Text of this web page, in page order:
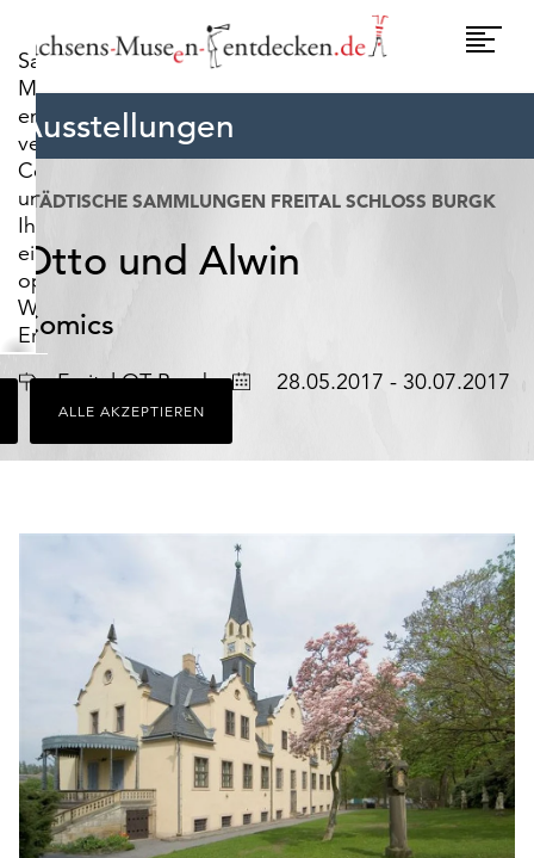
Sachsens-
Museen-
entdecken.de
verwendet
Cookies,
um
Ihnen
ein
optimales
Webseiten-
Erlebnis
zu
bieten.
Dazu
zählen
für
notwendig
(funktionale
Cookies),
sowie
solche,
die
ALLE AKZEPTIEREN
Ausstellungen
STÄDTISCHE SAMMLUNGEN FREITAL SCHLOSS BURGK
Otto und Alwin
Comics
Ort Freital OT Burgk Datum28.05.2017 - 30.07.2017